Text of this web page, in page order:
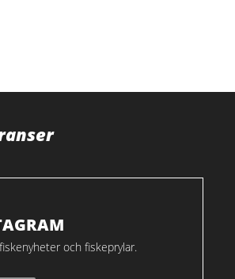
och fiskeprylar.